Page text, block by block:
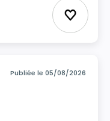
Ajouter
Publiée le 05/08/2026